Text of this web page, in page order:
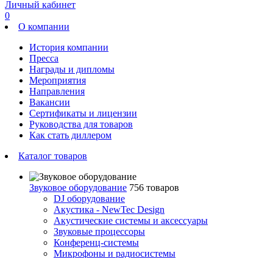
Личный кабинет
0
О компании
История компании
Пресса
Награды и дипломы
Мероприятия
Направления
Вакансии
Сертификаты и лицензии
Руководства для товаров
Как стать диллером
Каталог товаров
Звуковое оборудование 756 товаров
DJ оборудование
Акустика - NewTec Design
Акустические системы и аксессуары
Звуковые процессоры
Конференц-системы
Микрофоны и радиосистемы